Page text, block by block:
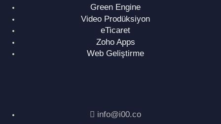
Green Engine
Video Prodüksiyon
eTicaret
Zoho Apps
Web Geliştirme
info@i00.co